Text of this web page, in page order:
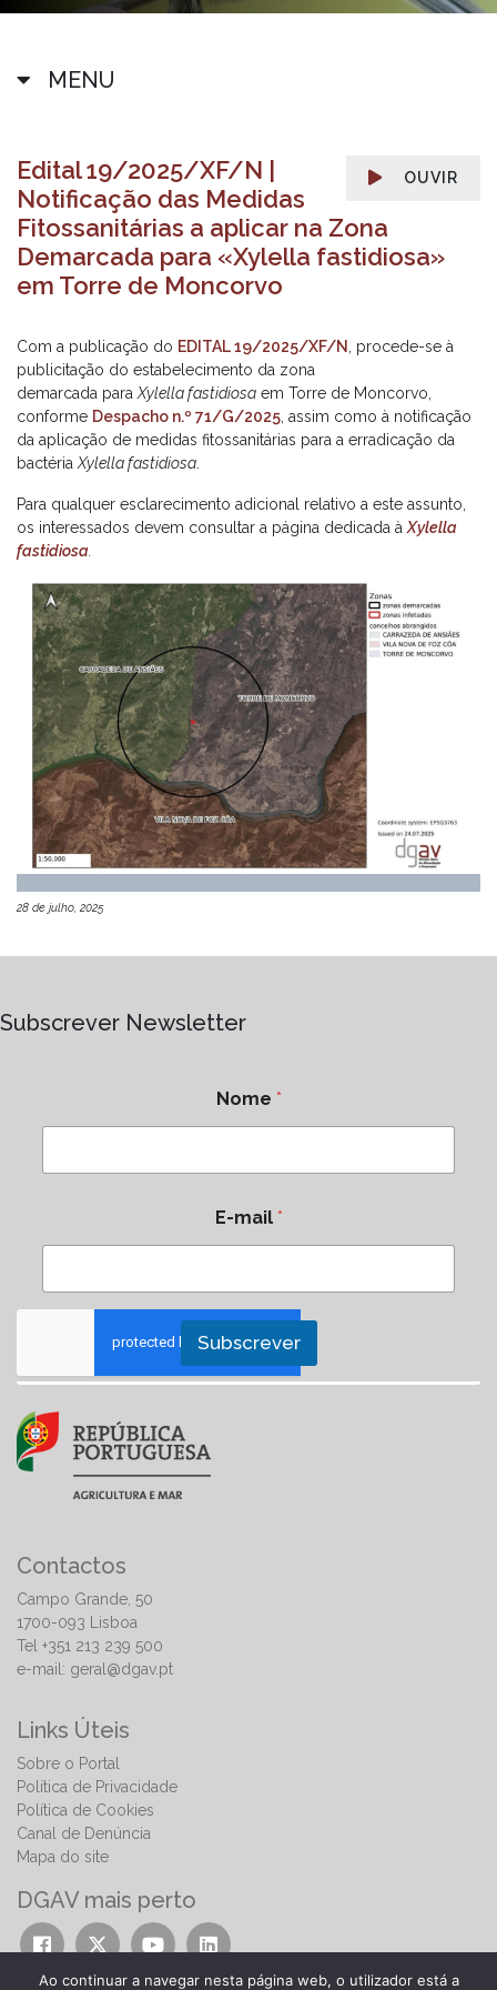
MENU
OUVIR
Edital 19/2025/XF/N |
Notificação das Medidas
Fitossanitárias a aplicar na Zona
Demarcada para «Xylella fastidiosa»
em Torre de Moncorvo
Com a publicação do EDITAL 19/2025/XF/N
, procede-se à
publicitação do estabelecimento da zona
demarcada para Xylella fastidiosa em Torre de Moncorvo,
conforme Despacho n.º 71/G/2025 , assim como à notificação
da aplicação de medidas fitossanitárias para a erradicação da
bactéria Xylella fastidiosa
Para qualquer esclarecimento adicional relativo a este assunto,
os interessados devem consultar a página dedicada à Xylella
fastidiosa
28 de julho, 2025
Subscrever Newsletter
Nome *
E-mail *
Subscrever
Contactos
Campo Grande, 50
1700-093 Lisboa
Tel +351 213 239 500
e-mail: geral@dgav.pt
Links Úteis
Sobre o Portal
Política de Privacidade
Política de Cookies
Canal de Denúncia
Mapa do site
DGAV mais perto
Ao continuar a navegar nesta página web, o utilizador está a